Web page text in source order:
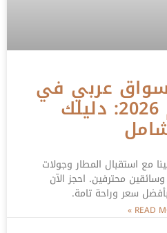
عربي في
فيينا لعام 2026: دليلك
مع استقبال المطار وجولات
محترفين. احجز الآن
READ